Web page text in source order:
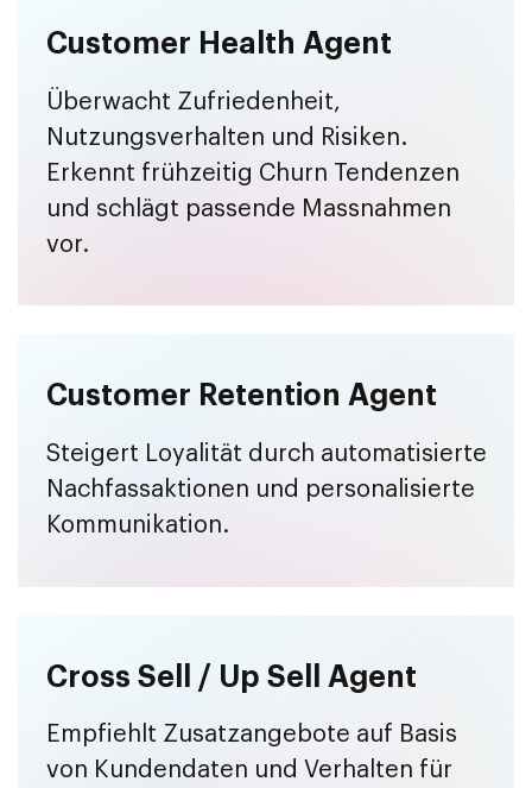
Customer Health Agent
Überwacht Zufriedenheit,
Nutzungsverhalten und Risiken.
Erkennt frühzeitig Churn Tendenzen
und schlägt passende Massnahmen
vor.
Customer Retention Agent
Steigert Loyalität durch automatisierte
Nachfassaktionen und personalisierte
Kommunikation.
Cross Sell / Up Sell Agent
Empfiehlt Zusatzangebote auf Basis
von Kundendaten und Verhalten für